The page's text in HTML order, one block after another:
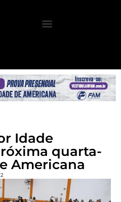
Idade
quarta-
Americana